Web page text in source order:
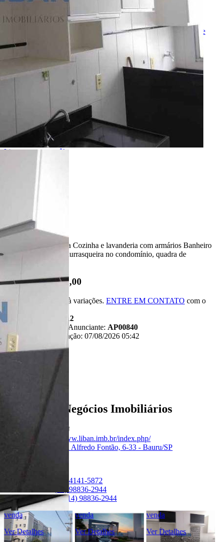
Mensagem
Ao ENVIAR você concorda com osTermos de Uso
Política de
Características
1 Banheiro
1 Vaga
45.00 m²
Ligamos para você!
Descrição
Dois dormitórios Sala Cozinha e lavanderia com armários Banheiro
com box de vidro Churrasqueira no condomínio, quadra de
R$ 150.000,00
*Valor sujeito à variações. ENTRE EM CONTATO com o
481212
Referência do Anunciante: AP00840
Última atualização: 07/08/2026 05:42
Anunciante
Liban - Negócios Imobiliários
33006-J
https://www.liban.imb.br/index.php/
Rua Alfredo Fontão, 6-33 - Bauru/SP
(14) 4141-5872
(14) 98836-2944
WhatsApp:(14) 98836-2944
venda
Ver Detalhes
venda
Ver Detalhes
venda
Ver Detalhes